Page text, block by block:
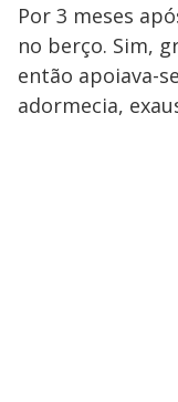
Por 3 meses
no berço. Sim,
então apoiava-
adormecia,